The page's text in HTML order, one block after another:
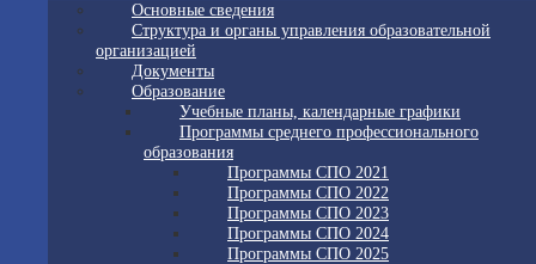
Основные сведения
Структура и органы управления образовательной
организацией
Документы
Образование
Учебные планы, календарные графики
Программы среднего профессионального
образования
Программы СПО 2021
Программы СПО 2022
Программы СПО 2023
Программы СПО 2024
Программы СПО 2025